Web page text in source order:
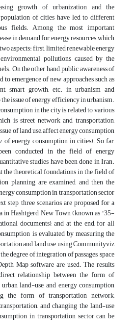
growth of urbanization and the
of cities have led to different
fields. Among the most important
in demand for energy resources, which
aspects: first, limited renewable energy
pollutions caused by the
On the other hand, public awareness of
to emergence of new approaches such as
smart growth, etc. in urbanism and
issue of energy efficiency in urbanism.
in the city is related to various
is street network and transportation,
of land use, affect energy consumption
of energy consumption in cities). So far,
conducted in the field of energy
studies have been done in Iran.
the theoretical foundations in the field of
planning are examined, and then the
consumption in transportation sector
step, three scenarios are proposed for a
in Hashtgerd New Town (known as “35-
documents), and at the end, for all
is evaluated by measuring the
and land use using Communityviz
degree of integration of passages, space
Map software are used. The results
relationship between the form of
land-use, and energy consumption
the form of transportation network,
and changing the land-use
in transportation sector can be